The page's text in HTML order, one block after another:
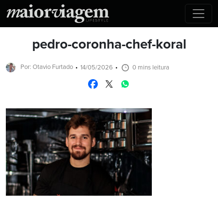
pedro-coronha-chef-koral
Por: Otavio Furtado 14/05/2026 0 mins leitura